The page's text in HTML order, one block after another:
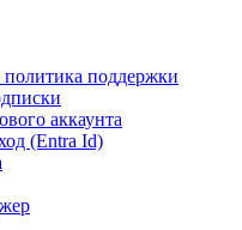
политика поддержки
аккаунта
(Entra Id)